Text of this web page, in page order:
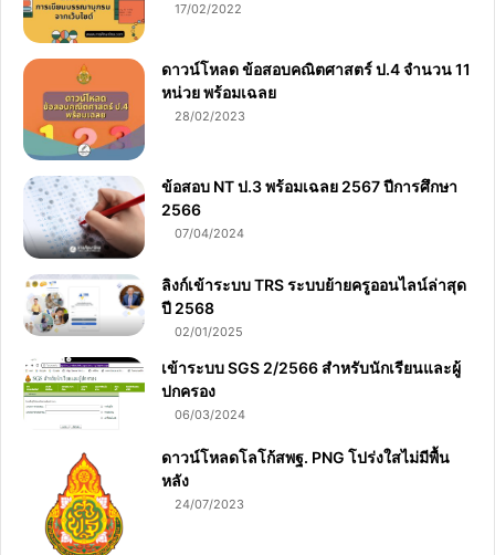
17/02/2022
ดาวน์โหลด ข้อสอบคณิตศาสตร์ ป.4 จำนวน 11
หน่วย พร้อมเฉลย
28/02/2023
ข้อสอบ NT ป.3 พร้อมเฉลย 2567 ปีการศึกษา
2566
07/04/2024
ลิงก์เข้าระบบ TRS ระบบย้ายครูออนไลน์ล่าสุด
ปี 2568
02/01/2025
เข้าระบบ SGS 2/2566 สำหรับนักเรียนและผู้
ปกครอง
06/03/2024
ดาวน์โหลดโลโก้สพฐ. PNG โปร่งใสไม่มีพื้น
หลัง
24/07/2023